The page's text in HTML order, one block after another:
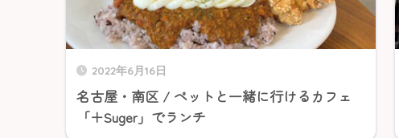
2022年6月16日
名古屋・南区 / ペットと一緒に行けるカフェ
「＋Suger」でランチ